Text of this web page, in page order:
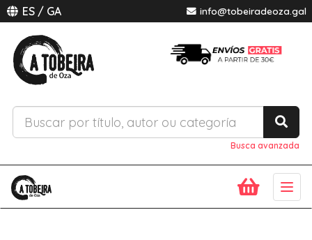
ES / GA info@tobeiradeoza.gal
Busca avanzada